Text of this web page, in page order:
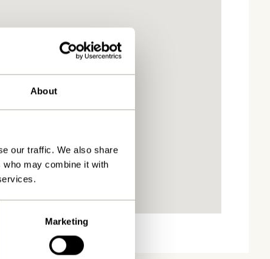
About
our traffic. We also share
may combine it with
Marketing